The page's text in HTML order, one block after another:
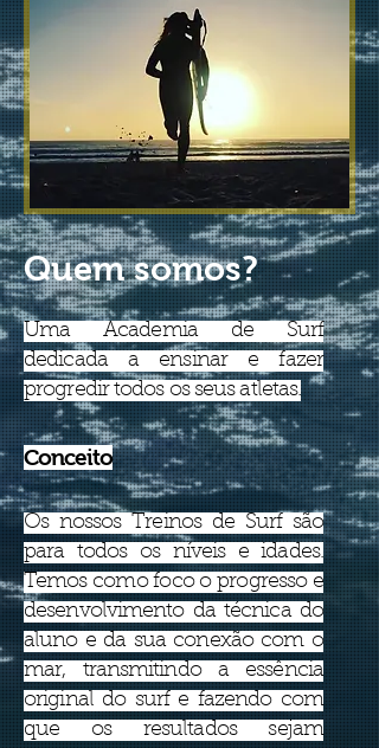
Uma Academia de Surf
dedicada a ensinar e fazer
progredir todos os seus atletas.
Quem somos?
Conceito
Os nossos Treinos de Surf são
para todos os níveis e idades.
Temos como foco o progresso e
desenvolvimento da técnica do
aluno e da sua conexão com o
mar, transmitindo a essência
original do surf e fazendo com
que os resultados sejam